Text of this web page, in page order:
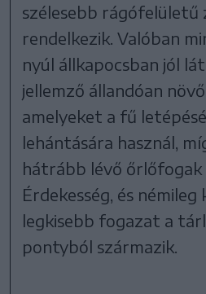
szélesebb rágófelületű
rendelkezik. Valóban
nyúl állkapocsban jól
jellemző állandóan
amelyeket a fű
lehántására használ,
hátrább lévő őrlőfogak
Érdekesség, és
legkisebb fogazat a
pontyból származik.